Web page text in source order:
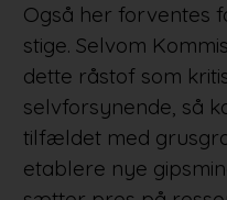
Også her forventes
stige. Selvom
dette råstof som
selvforsynende, så
tilfældet med
etablere nye